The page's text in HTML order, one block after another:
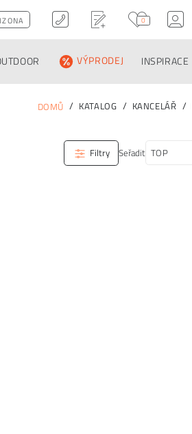
0
VÝPRODEJ INSPIRACE
DOMŮ KATALOG KANCELÁŘ
Filtry Seřadit